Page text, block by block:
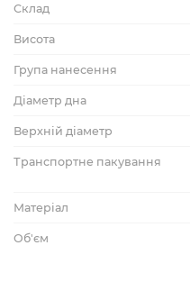
Склад
Висота
Група нанесення
Діаметр дна
Верхній діаметр
Транспортне пакування
Матеріал
Об'єм